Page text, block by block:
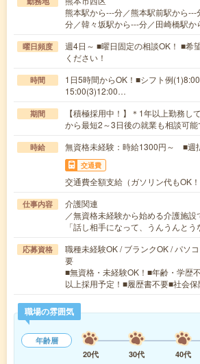
熊本駅から---分／熊本駅前駅から
分／韓々坂駅から---分／田崎橋駅か
曜日頻度
週4日～ ■曜日固定の相談OK！ ■希
ください！
時間
1日5時間からOK！■シフト例
15:00(3)12:00…
期間
【積極採用中！】＊1年以上勤務し
から最短2～3日後の就業も相談可能
時給 無資格未経験：時給1300円～ ■
交通費
交通費全額支給（ガソリン代もOK！
仕事内容
介護関連
／無資格未経験から始める介護施設
「話し相手になって、うんうんと
応募資格
職種未経験OK / ブランクOK / パソ
要
■無資格・未経験OK！■年齢・学歴
以上採用予定！■履歴書不要■社会
職場の雰囲気
年齢層
20代
30代 40代